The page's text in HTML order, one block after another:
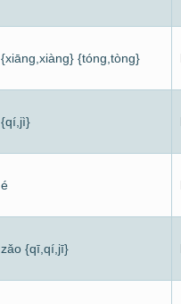
{xiāng,xiàng} {tóng,tòng}
{qí,jì}
é
zǎo {qī,qí,jī}